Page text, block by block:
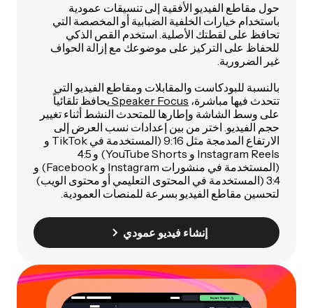
حول مقاطع الفيديو الأفقية إلى تنسيقات عمودية
باستخدام خيارات الخلفية الضبابية أو المخصصة التي
تحافظ على لقطتك الأصلية. استخدم القص الذكي
للحفاظ على التركيز على موضوعك مع إزالة الحواف
غير الضرورية.
بالنسبة للبودكاست والمقابلات ومقاطع الفيديو التي
تتحدث فيها مباشرة، Speaker Focus يحافظ تلقائياً
على وسط الشاشة وإطارها للمتحدث النشط أثناء تغيير
حجم الفيديو. اختر من بين إعدادات نسب العرض إلى
الارتفاع المدمجة مثل 9:16 (المستخدمة في TikTok و
Instagram Reels و YouTube Shorts) و 4:5
(المستخدمة في منشورات Instagram و Facebook) و
3:4 (المستخدمة في المحتوى التعليمي أو محتوى الويب)
لتحسين مقاطع الفيديو بسرعة للمنصات العمودية.
إنشاء فيديو عمودي